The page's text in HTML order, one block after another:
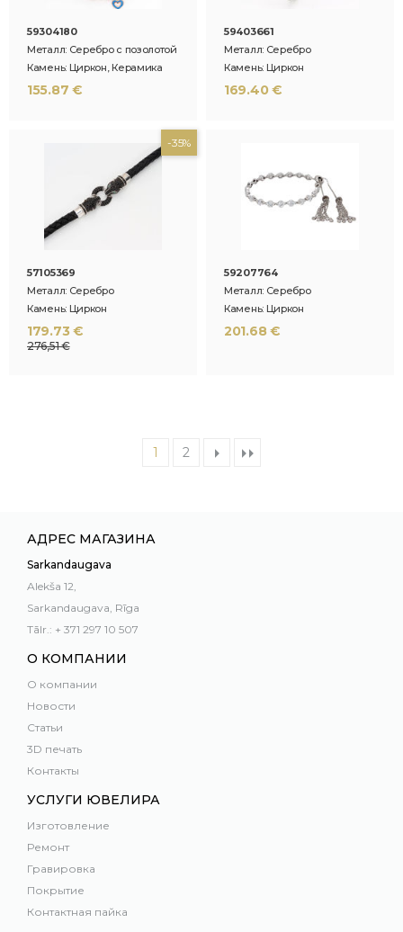
59304180
Металл: Серебро с позолотой
Камень: Циркон, Керамика
155.87 €
59403661
Металл: Серебро
Камень: Циркон
169.40 €
-35%
57105369
Металл: Серебро
Камень: Циркон
179.73 €
276,51 €
59207764
Металл: Серебро
Камень: Циркон
201.68 €
1 2
АДРЕС МАГАЗИНА
Sarkandaugava
Alekša 12,
Sarkandaugava, Rīga
Tālr.: + 371 297 10 507
О КОМПАНИИ
О компании
Новости
Статьи
3D печать
Контакты
УСЛУГИ ЮВЕЛИРА
Изготовление
Ремонт
Гравировка
Покрытие
Контактная пайка